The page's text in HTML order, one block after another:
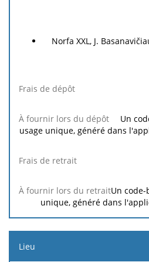
Norfa XXL, J.
Un
usage unique, généré dans
Un
unique, généré dans